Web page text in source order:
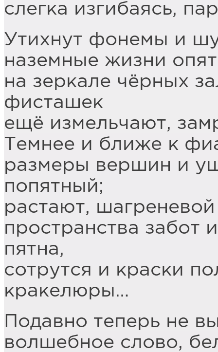
слегка изгибаясь,
Утихнут фонемы и
наземные жизни
на зеркале чёрных
фисташек
ещё измельчают,
Темнее и ближе к
размеры вершин и
попятный;
растают,
пространства забот
пятна,
сотрутся и краски
кракелюры…
Подавно теперь не
волшебное слово,